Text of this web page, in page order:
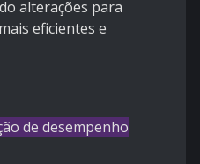
alterações para
eficientes e
de desempenho